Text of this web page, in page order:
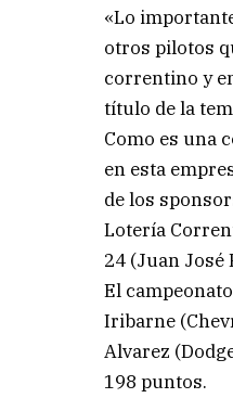
«Lo
otros pilotos
correntino y
título de la
Como es una
en esta
de los
Lotería
24 (Juan
El
Iribarne
Alvarez
198 puntos.